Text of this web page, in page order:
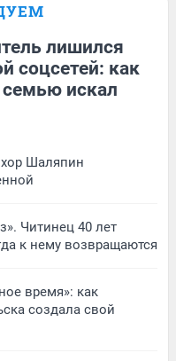
лишился
соцсетей: как
искал
Шаляпин
Читинец 40 лет
к нему возвращаются
время»: как
создала свой